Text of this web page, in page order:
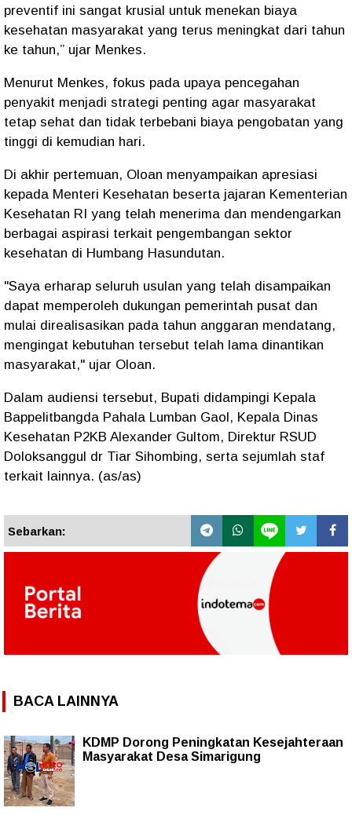
preventif ini sangat krusial untuk menekan biaya
kesehatan masyarakat yang terus meningkat dari tahun
ke tahun,” ujar Menkes.
Menurut Menkes, fokus pada upaya pencegahan
penyakit menjadi strategi penting agar masyarakat
tetap sehat dan tidak terbebani biaya pengobatan yang
tinggi di kemudian hari.
Di akhir pertemuan, Oloan menyampaikan apresiasi
kepada Menteri Kesehatan beserta jajaran Kementerian
Kesehatan RI yang telah menerima dan mendengarkan
berbagai aspirasi terkait pengembangan sektor
kesehatan di Humbang Hasundutan.
"Saya erharap seluruh usulan yang telah disampaikan
dapat memperoleh dukungan pemerintah pusat dan
mulai direalisasikan pada tahun anggaran mendatang,
mengingat kebutuhan tersebut telah lama dinantikan
masyarakat," ujar Oloan.
Dalam audiensi tersebut, Bupati didampingi Kepala
Bappelitbangda Pahala Lumban Gaol, Kepala Dinas
Kesehatan P2KB Alexander Gultom, Direktur RSUD
Doloksanggul dr Tiar Sihombing, serta sejumlah staf
terkait lainnya. (as/as)
Sebarkan:
BACA LAINNYA
KDMP Dorong Peningkatan Kesejahteraan
Masyarakat Desa Simarigung